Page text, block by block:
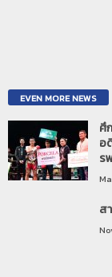
EVEN MORE NEWS
ศึ
อ
ร
ส